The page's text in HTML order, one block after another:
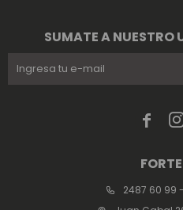

2487 60 99
SUMATE A NUESTRO